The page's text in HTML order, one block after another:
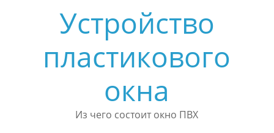
Устройство
пластикового
окна
Из чего состоит окно ПВХ